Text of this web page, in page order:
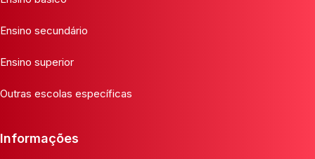
Ensino secundário
Ensino superior
Outras escolas específicas
Informações